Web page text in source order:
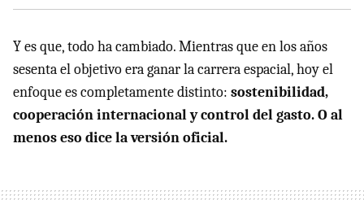
Y es que, todo ha cambiado. Mientras que en los años
sesenta el objetivo era ganar la carrera espacial, hoy el
enfoque es completamente distinto: sostenibilidad,
cooperación internacional y control del gasto. O al
menos eso dice la versión oficial.